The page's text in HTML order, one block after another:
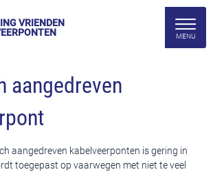
VRIENDEN
aangedreven
aangedreven kabelveerponten is gering in
toegepast op vaarwegen met niet te veel